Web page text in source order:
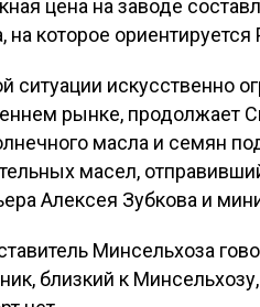
цена на заводе
на которое
ситуации искусственно
рынке, продолжает
масла и семян
масел,
Алексея Зубкова и
Минсельхоза
близкий к